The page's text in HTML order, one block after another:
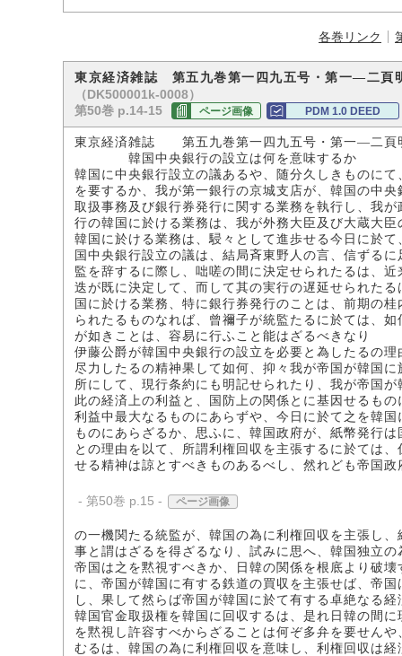
各巻リンク
東京経済雑誌 第五九巻第一四九五号・第一―二頁
（DK500001k-0008）
第50巻 p.14-15
ページ画像 PDM 1.0 DEED
東京経済雑誌 第五九巻第一四九五号・第一―二頁
韓国中央銀行の設立は何を意味するか
韓国に中央銀行設立の議あるや、随分久しきものに
を要するか、我が第一銀行の京城支店が、韓国の中
取扱事務及び銀行券発行に関する業務を執行し、我
行の韓国に於ける業務は、我が外務大臣及び大蔵大
韓国に於ける業務は、駸々として進歩せる今日に於
国中央銀行設立の議は、結局斉東野人の言、信ずる
監を辞するに際し、咄嗟の間に決定せられたるは、
迭が既に決定して、而して其の実行の遅延せられた
国に於ける業務、特に銀行券発行のことは、前期の
られたるものなれば、曾禰子が統監たるに於ては、
が如きことは、容易に行ふこと能はざるべきなり
伊藤公爵が韓国中央銀行の設立を必要と為したるの
尽力したるの精神果して如何、抑々我が帝国が韓国
所にして、現行条約にも明記せられたり、我が帝国
此の経済上の利益と、国防上の関係とに基因せるも
利益中最大なるものにあらずや、今日に於て之を韓
ものにあらざるか、思ふに、韓国政府が、紙幣発行
との理由を以て、所謂利権回収を主張するに於ては
せる精神は諒とすべきものあるべし、然れども帝国政
- 第50巻 p.15 - ページ画像
の一機関たる統監が、韓国の為に利権回収を主張し
事と謂はざるを得ざるなり、試みに思へ、韓国独立
帝国は之を黙視すべきか、日韓の関係を根底より破
に、帝国が韓国に有する鉄道の買収を主張せば、帝
し、果して然らば帝国が韓国に於て有する卓絶なる
韓国官金取扱権を韓国に回収するは、是れ日韓の間
を黙視し許容すべからざることは何ぞ多弁を要せん
むるは、韓国の為に利権回収を意味し、利権回収は